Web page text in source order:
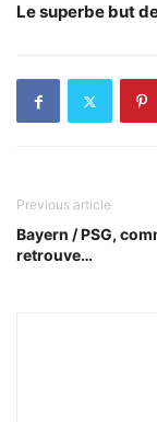
Le superbe but
Previous article
Bayern / PSG,
retrouve…